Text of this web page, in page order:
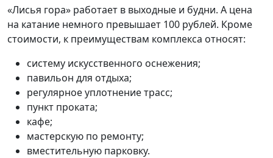
«Лисья гора» работает в выходные и будни. А цена
на катание немного превышает 100 рублей. Кроме
стоимости, к преимуществам комплекса относят:
систему искусственного оснежения;
павильон для отдыха;
регулярное уплотнение трасс;
пункт проката;
кафе;
мастерскую по ремонту;
вместительную парковку.